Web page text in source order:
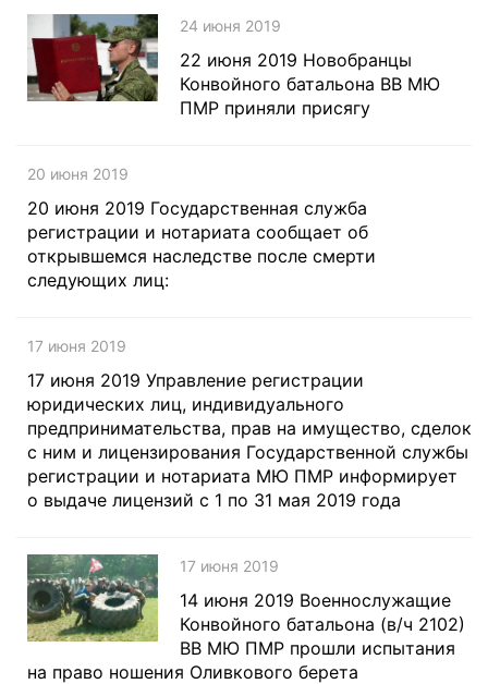
24 июня 2019
22 июня 2019 Новобранцы
Конвойного батальона ВВ МЮ
ПМР приняли присягу
20 июня 2019
20 июня 2019 Государственная служба
регистрации и нотариата сообщает об
открывшемся наследстве после смерти
следующих лиц:
17 июня 2019
17 июня 2019 Управление регистрации
юридических лиц, индивидуального
предпринимательства, прав на имущество, сделок
с ним и лицензирования Государственной службы
регистрации и нотариата МЮ ПМР информирует
о выдаче лицензий с 1 по 31 мая 2019 года
17 июня 2019
14 июня 2019 Военнослужащие
Конвойного батальона (в/ч 2102)
ВВ МЮ ПМР прошли испытания
на право ношения Оливкового берета